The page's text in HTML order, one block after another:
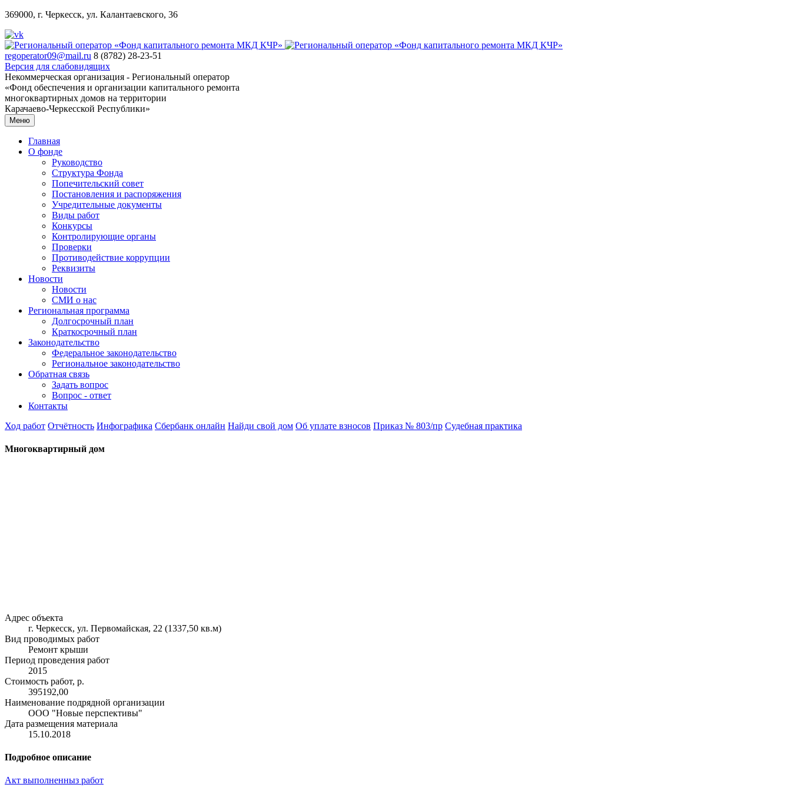
369000, г. Черкесск, ул. Калантаевского, 36
regoperator09@mail.ru 8 (8782) 28-23-51
Версия для слабовидящих
Некоммерческая организация - Региональный оператор
«Фонд обеспечения и организации капитального ремонта
многоквартирных домов на территории
Карачаево-Черкесской Республики»
Меню
Главная
О фонде
Руководство
Структура Фонда
Попечительский совет
Постановления и распоряжения
Учредительные документы
Виды работ
Конкурсы
Контролирующие органы
Проверки
Противодействие коррупции
Реквизиты
Новости
Новости
СМИ о нас
Региональная программа
Долгосрочный план
Краткосрочный план
Законодательство
Федеральное законодательство
Региональное законодательство
Обратная связь
Задать вопрос
Вопрос - ответ
Контакты
Ход работ Отчётность Инфографика Сбербанк онлайн Найди свой дом Об уплате взносов Приказ № 803/пр Судебная практика
Многоквартирный дом
Адрес объекта
г. Черкесск, ул. Первомайская, 22 (1337,50 кв.м)
Вид проводимых работ
Ремонт крыши
Период проведения работ
2015
Стоимость работ, р.
395192,00
Наименование подрядной организации
ООО "Новые перспективы"
Дата размещения материала
15.10.2018
Подробное описание
Акт выполненныз работ